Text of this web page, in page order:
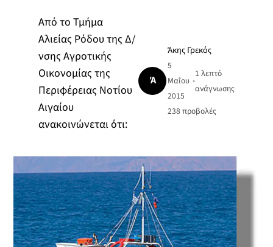
Από το Τμήμα
Αλιείας Ρόδου της Δ/
νσης Αγροτικής
Οικονομίας της
Περιφέρειας Νοτίου
Αιγαίου
ανακοινώνεται ότι:
Ά
Άκης Γρεκός
5
Μαΐου
2015
•
1 λεπτό
ανάγνωσης
238 προβολές